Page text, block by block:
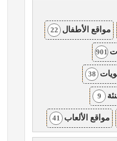
مواقع الأطفال 22
901
38
9
مواقع الألعاب 41